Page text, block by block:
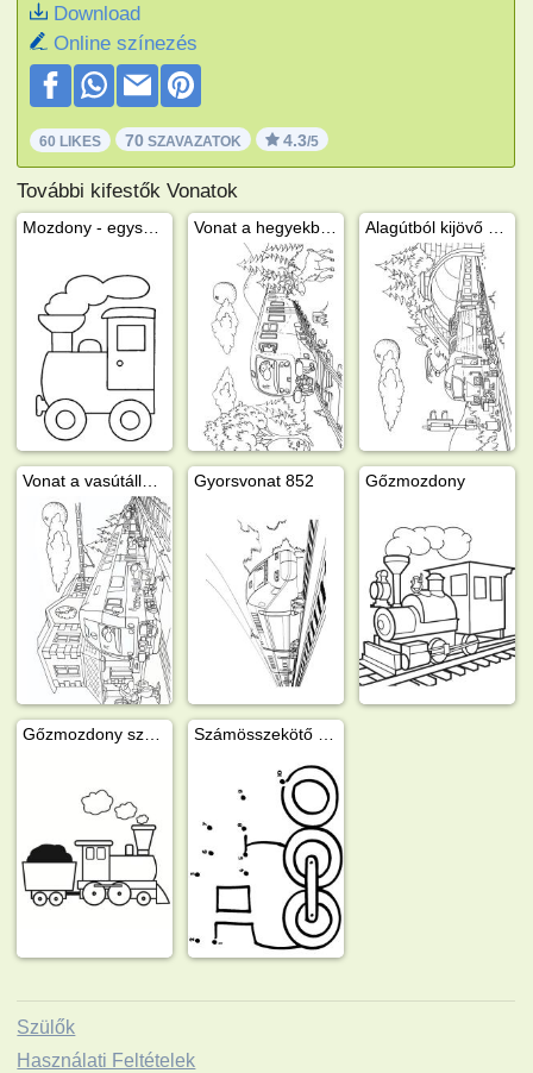
Download
Online színezés
60 LIKES 70 SZAVAZATOK 4.3/5
További kifestők Vonatok
Gyorsvonat 852 Gőzmozdony
Szülők
Használati Feltételek